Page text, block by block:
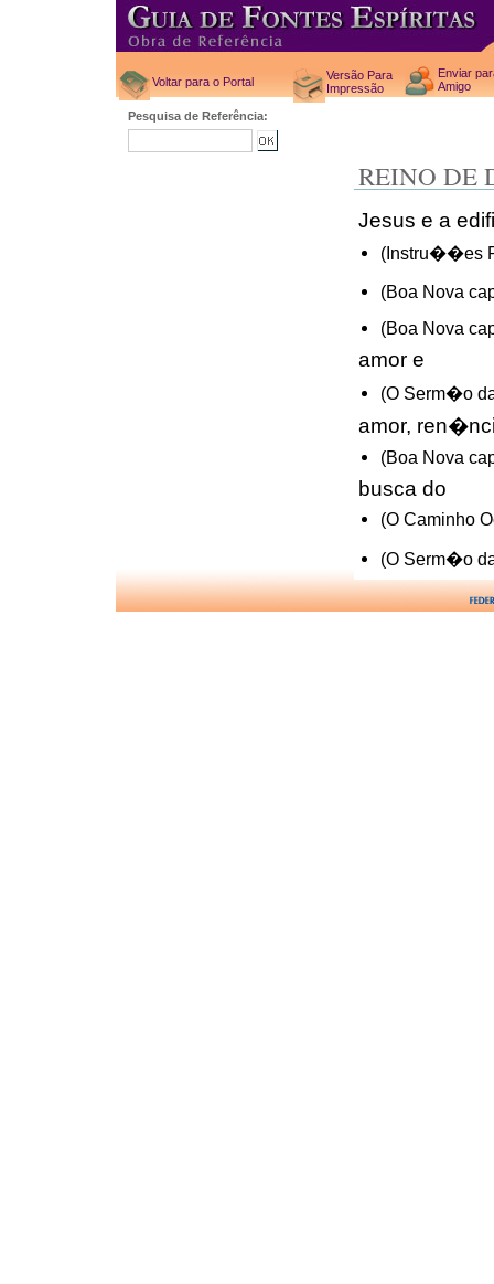
Voltar para o Portal
Versão Para
Impressão
Enviar
Amigo
Pesquisa de Referência:
REINO DE
Jesus e a
(Instru��es
(Boa Nova
(Boa Nova
amor e
(O Serm�o
amor,
(Boa Nova
busca do
(O Caminho
(O Serm�o
caminho do